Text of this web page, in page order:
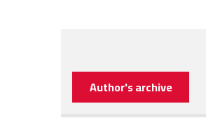
Author's archive